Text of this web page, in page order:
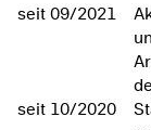
seit 09/2021
seit 10/2020